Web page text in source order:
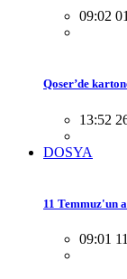
09:02 01
Qoser’de
13:52
DOSYA
11 Temmuz'un
09:01